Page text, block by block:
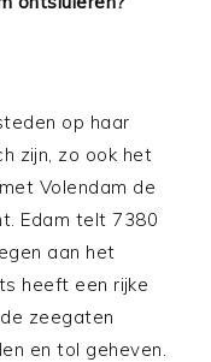
op haar
zijn, zo ook het
Volendam de
Edam telt 7380
aan het
heeft een rijke
zeegaten
en tol geheven.